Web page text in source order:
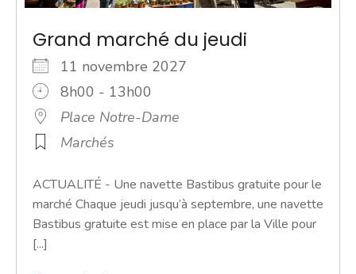
Grand marché du jeudi
11 novembre 2027
8h00 - 13h00
Place Notre-Dame
Marchés
ACTUALITÉ - Une navette Bastibus gratuite pour le
marché Chaque jeudi jusqu’à septembre, une navette
Bastibus gratuite est mise en place par la Ville pour
[...]